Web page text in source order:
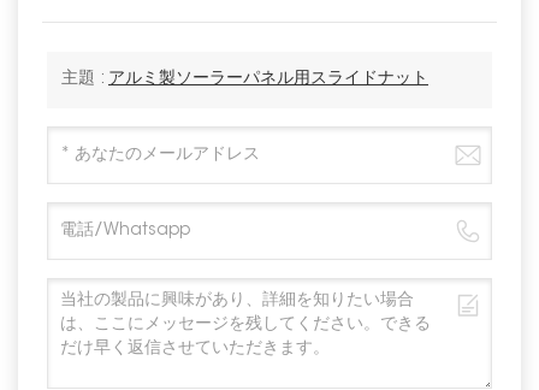
主題 : アルミ製ソーラーパネル用スライドナット